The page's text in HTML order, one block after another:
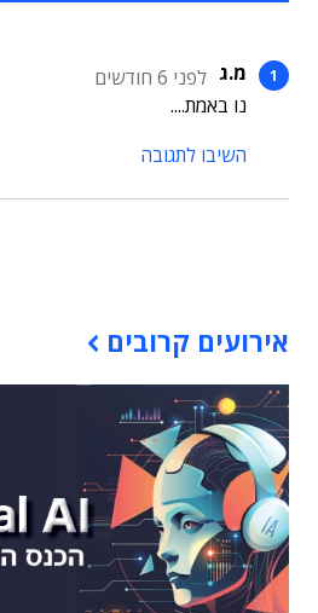
מ.ג לפני 6 חודשים
נו באמת....
השיבו לתגובה
אירועים קרובים